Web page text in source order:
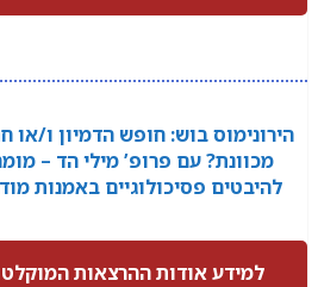
הירונימוס בוש: חופש הדמיון ו/או
מכוונת? עם פרופ’ מילי הד –
להיבטים פסיכולוגיים באמנות
למידע אודות ההרצאות